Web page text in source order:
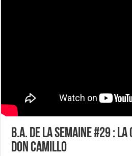
B.A. de la semaine #29 :
Don Camillo